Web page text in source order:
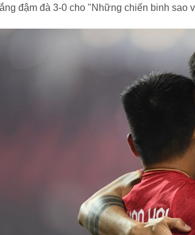
đậm đà 3-0 cho "Những chiến binh sao